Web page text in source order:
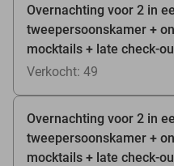
Overnachting voor 2 in
tweepersoonskamer +
mocktails + late check-
Verkocht: 49
Overnachting voor 2 in
tweepersoonskamer +
mocktails + late check-